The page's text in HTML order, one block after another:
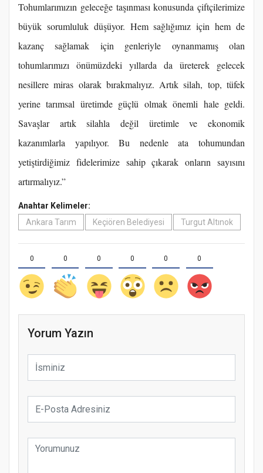
Tohumlarımızın geleceğe taşınması konusunda çiftçilerimize
büyük sorumluluk düşüyor. Hem sağlığımız için hem de
kazanç sağlamak için genleriyle oynanmamış olan
tohumlarımızı önümüzdeki yıllarda da üreterek gelecek
nesillere miras olarak bırakmalıyız. Artık silah, top, tüfek
yerine tarımsal üretimde güçlü olmak önemli hale geldi.
Savaşlar artık silahla değil üretimle ve ekonomik
kazanımlarla yapılıyor. Bu nedenle ata tohumundan
yetiştirdiğimiz fidelerimize sahip çıkarak onların sayısını
artırmalıyız.”
Anahtar Kelimeler:
Ankara Tarım
Keçiören Belediyesi Turgut Altınok
0 0 0 0 0 0
Yorum Yazın